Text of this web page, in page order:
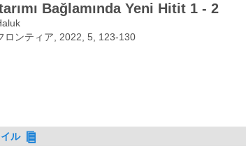
Bağlamında Yeni Hitit 1 - 2
ロンティア, 2022, 5, 123-130
ル